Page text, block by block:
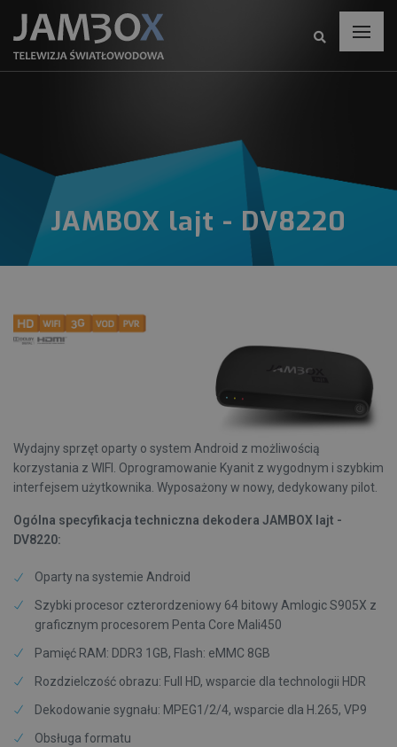
JAMBOX lajt - DV8220
Wydajny sprzęt oparty o system Android z możliwością
korzystania z WIFI. Oprogramowanie Kyanit z wygodnym i szybkim
interfejsem użytkownika. Wyposażony w nowy, dedykowany pilot.
Ogólna specyfikacja techniczna dekodera JAMBOX lajt -
DV8220:
Oparty na systemie Android
Szybki procesor czterordzeniowy 64 bitowy Amlogic S905X z
graficznym procesorem Penta Core Mali450
Pamięć RAM: DDR3 1GB, Flash: eMMC 8GB
Rozdzielczość obrazu: Full HD, wsparcie dla technologii HDR
Dekodowanie sygnału: MPEG1/2/4, wsparcie dla H.265, VP9
Obsługa formatu